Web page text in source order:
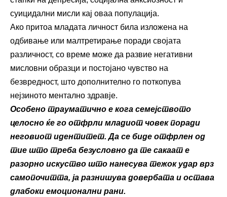
суицидални мисли кај оваа популација.
Ако притоа младата личност била изложена на
одбивање или малтретирање поради својата
различност, со време може да развие негативни
мисловни образци и постојано чувство на
безвредност, што дополнително го поткопува
нејзиното ментално здравје.
Особено трауматично е кога семејството
целосно ќе го отфрли младиот човек поради
неговиот идентитет. Да се биде отфрлен од
тие што треба безусловно да те сакаат е
разорно искуство што нанесува тежок удар врз
самопочитта, ја разнишува довербата и остава
длабоки емоционални рани.